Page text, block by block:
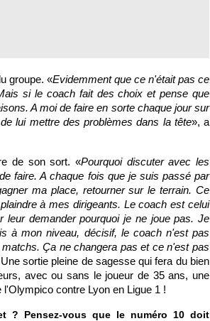
groupe. «Evidemment que ce n'était pas ce
si le coach fait des choix et pense que
A moi de faire en sorte chaque jour sur
lui mettre des problèmes dans la tête», a
de son sort. «Pourquoi discuter avec les
faire. A chaque fois que je suis passé par
ma place, retourner sur le terrain. Ce
à mes dirigeants. Le coach est celui
demander pourquoi je ne joue pas. Je
à mon niveau, décisif, le coach n'est pas
Ça ne changera pas et ce n'est pas
sortie pleine de sagesse qui fera du bien
avec ou sans le joueur de 35 ans, une
contre Lyon en Ligue 1 !
? Pensez-vous que le numéro 10 doit